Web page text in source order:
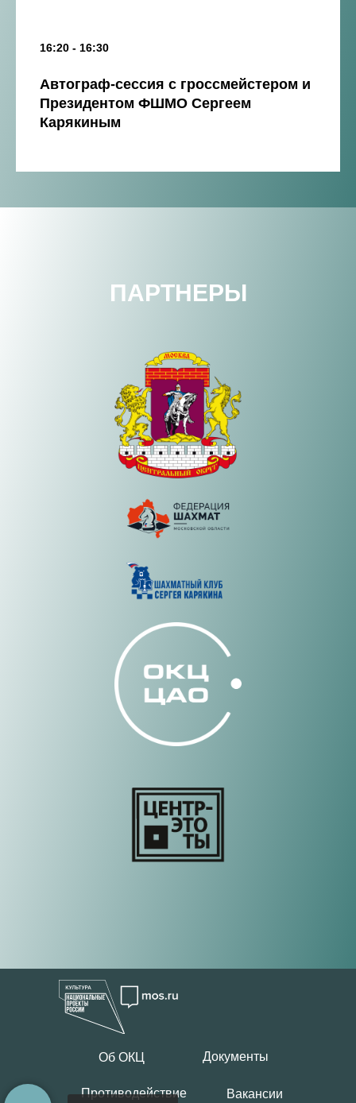
16:20 - 16:30
Автограф-сессия с гроссмейстером и
Президентом ФШМО Сергеем
Карякиным
ПАРТНЕРЫ
Об ОКЦ Документы
Противодействие
Вакансии